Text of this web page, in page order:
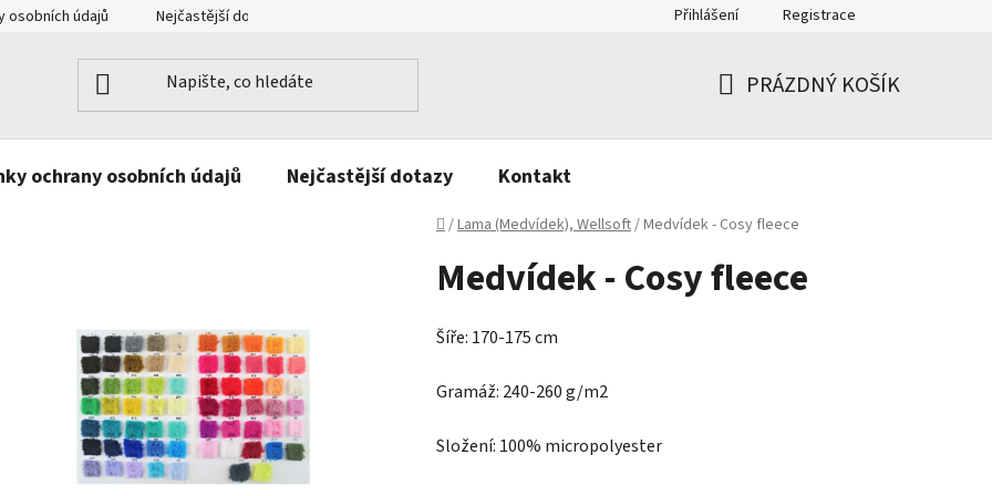
osobních údajů Nejčastější dotazy Přihlášení Registrace
PRÁZDNÝ KOŠÍK
ochrany osobních údajů Nejčastější dotazy Kontakt
Domů
/Lama (Medvídek), Wellsoft/Medvídek - Cosy fleece
Medvídek - Cosy fleece
Šíře: 170-175 cm
Gramáž: 240-260 g/m2
Složení: 100% micropolyester